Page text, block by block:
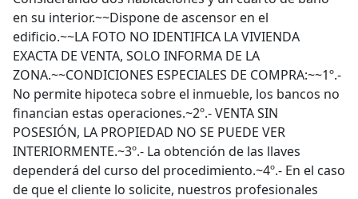
en su interior.~~Dispone de ascensor en el
edificio.~~LA FOTO NO IDENTIFICA LA VIVIENDA
EXACTA DE VENTA, SOLO INFORMA DE LA
ZONA.~~CONDICIONES ESPECIALES DE COMPRA:~~1º.-
No permite hipoteca sobre el inmueble, los bancos no
financian estas operaciones.~2º.- VENTA SIN
POSESIÓN, LA PROPIEDAD NO SE PUEDE VER
INTERIORMENTE.~3º.- La obtención de las llaves
dependerá del curso del procedimiento.~4º.- En el caso
de que el cliente lo solicite, nuestros profesionales